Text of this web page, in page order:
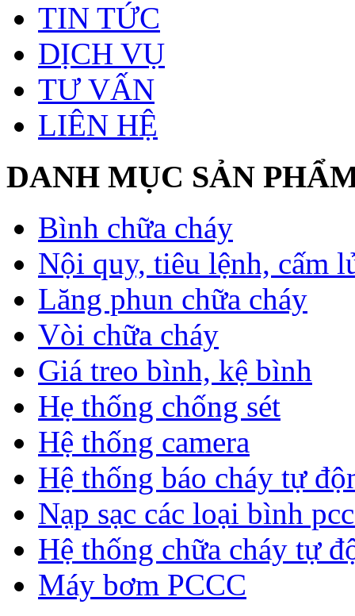
TIN TỨC
DỊCH VỤ
TƯ VẤN
LIÊN HỆ
DANH MỤC SẢN
Bình chữa cháy
Nội quy, tiêu lệnh, cấm
Lăng phun chữa cháy
Vòi chữa cháy
Giá treo bình, kệ bình
Hẹ thống chống sét
Hệ thống camera
Hệ thống báo cháy tự
Nạp sạc các loại bình
Hệ thống chữa cháy tự
Máy bơm PCCC